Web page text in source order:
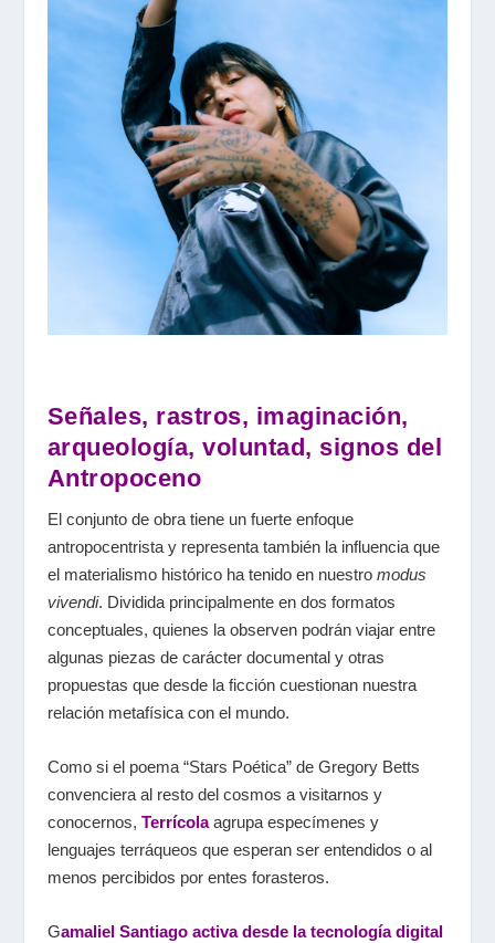
Señales, rastros, imaginación,
arqueología, voluntad, signos del
Antropoceno
El conjunto de obra tiene un fuerte enfoque
antropocentrista y representa también la influencia que
el materialismo histórico ha tenido en nuestro modus
vivendi. Dividida principalmente en dos formatos
conceptuales, quienes la observen podrán viajar entre
algunas piezas de carácter documental y otras
propuestas que desde la ficción cuestionan nuestra
relación metafísica con el mundo.
Como si el poema “Stars Poética” de Gregory Betts
convenciera al resto del cosmos a visitarnos y
conocernos, Terrícolaagrupa especímenes y
lenguajes terráqueos que esperan ser entendidos o al
menos percibidos por entes forasteros.
Gamaliel Santiago activa desde la tecnología digital